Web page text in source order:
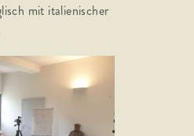
mit italienischer